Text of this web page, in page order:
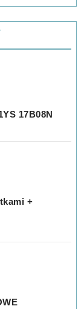
17B08N
+